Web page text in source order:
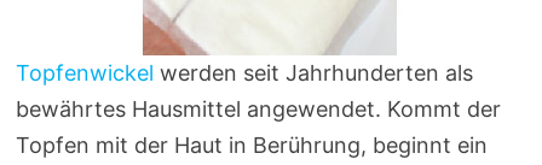
Topfenwickel werden seit Jahrhunderten als
bewährtes Hausmittel angewendet. Kommt der
Topfen mit der Haut in Berührung, beginnt ein